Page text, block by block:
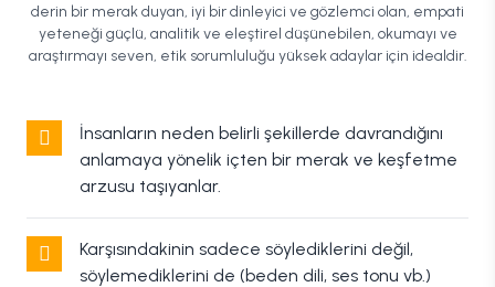
derin bir merak duyan, iyi bir dinleyici ve gözlemci olan, empati
yeteneği güçlü, analitik ve eleştirel düşünebilen, okumayı ve
araştırmayı seven, etik sorumluluğu yüksek adaylar için idealdir.
İnsanların neden belirli şekillerde davrandığını
anlamaya yönelik içten bir merak ve keşfetme
arzusu taşıyanlar.
Karşısındakinin sadece söylediklerini değil,
söylemediklerini de (beden dili, ses tonu vb.)